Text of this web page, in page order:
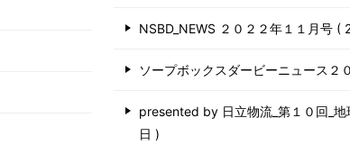
NSBD_NEWS ２０２２年１１月号
ソープボックスダービーニュース２
presented by 日立物流_第１０回_
日